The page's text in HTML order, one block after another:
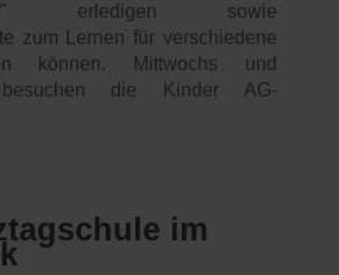
erledigen sowie
zum Lernen für verschiedene
können. Mittwochs und
besuchen die Kinder AG-
im